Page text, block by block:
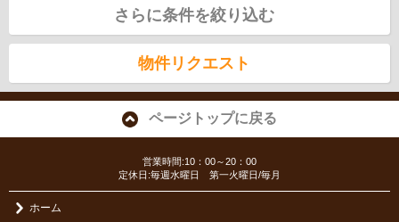
さらに条件を絞り込む
物件リクエスト
ページトップに戻る
営業時間:10：00～20：00
定休日:毎週水曜日 第一火曜日/毎月
ホーム